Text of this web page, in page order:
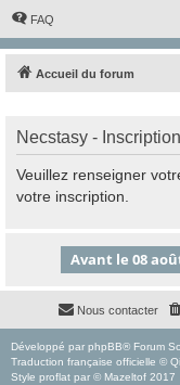
FAQ
Accueil du forum
Necstasy - Inscription
Veuillez renseigner
votre inscription.
Nous contacter
Développé par phpBB® Forum
Traduction française officielle ©
Style proflat par © Mazeltof 2017